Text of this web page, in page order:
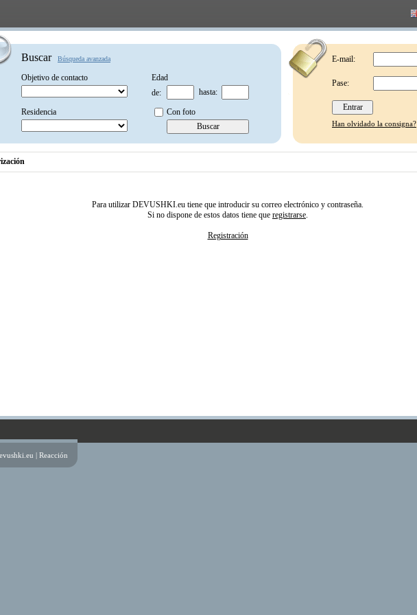
Buscar Búsqueda avanzada
Objetivo de contacto
Edad
de:
hasta:
Residencia Con foto
E-mail:
Pase:
Han olvidado la consigna?
Para utilizar DEVUSHKI.eu tiene que introducir su correo electrónico y contraseña.
Si no dispone de estos datos tiene que registrarse.
Registración
| Reacción